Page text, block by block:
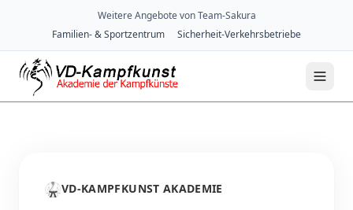
Weitere Angebote von Team-Sakura
Familien- & Sportzentrum
Sicherheit-Verkehrsbetriebe
🥋VD-KAMPFKUNST AKADEMIE